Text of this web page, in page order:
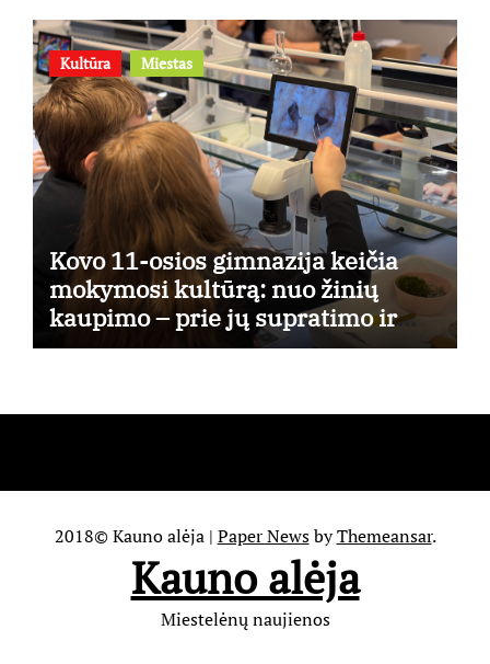
Kultūra Miestas
Kovo 11-osios gimnazija keičia
mokymosi kultūrą: nuo žinių
kaupimo – prie jų supratimo ir
taikymo
2018© Kauno alėja | Paper NewsbyThemeansar.
Kauno alėja
Miestelėnų naujienos